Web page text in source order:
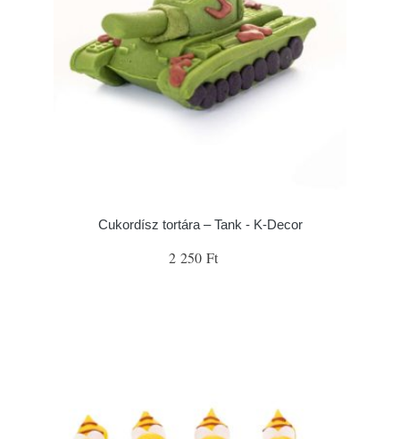
Cukordísz tortára – Tank - K-Decor
2 250 Ft